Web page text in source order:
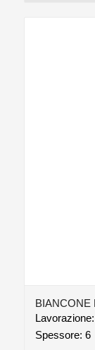
BIANCONE
Spessore: 6